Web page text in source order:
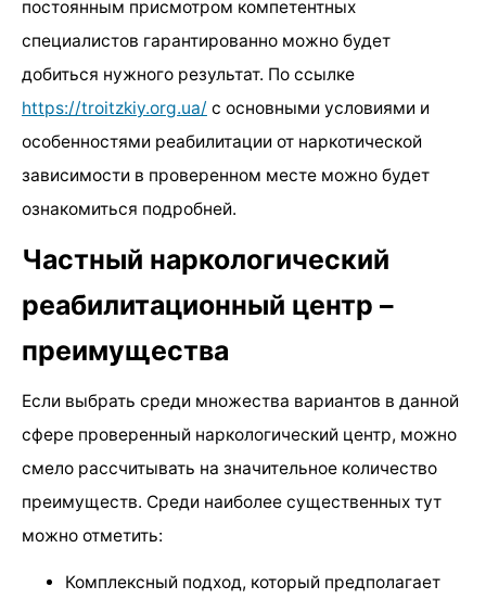
постоянным присмотром компетентных
специалистов гарантированно можно будет
добиться нужного результат. По ссылке
https://troitzkiy.org.ua/ с основными условиями и
особенностями реабилитации от наркотической
зависимости в проверенном месте можно будет
ознакомиться подробней.
Частный наркологический
реабилитационный центр –
преимущества
Если выбрать среди множества вариантов в данной
сфере проверенный наркологический центр, можно
смело рассчитывать на значительное количество
преимуществ. Среди наиболее существенных тут
можно отметить:
Комплексный подход, который предполагает